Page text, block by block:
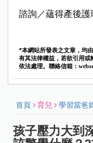
諮詢／蘊得產後
*本網站所發表之文章，均
有其法律權益，若欲引用
依法處理。聯絡信箱：
首頁 育兒 學習當爸
孩子壓力大到